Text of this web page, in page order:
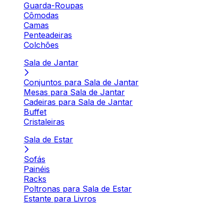
Guarda-Roupas
Cômodas
Camas
Penteadeiras
Colchões
Sala de Jantar
Conjuntos para Sala de Jantar
Mesas para Sala de Jantar
Cadeiras para Sala de Jantar
Buffet
Cristaleiras
Sala de Estar
Sofás
Painéis
Racks
Poltronas para Sala de Estar
Estante para Livros